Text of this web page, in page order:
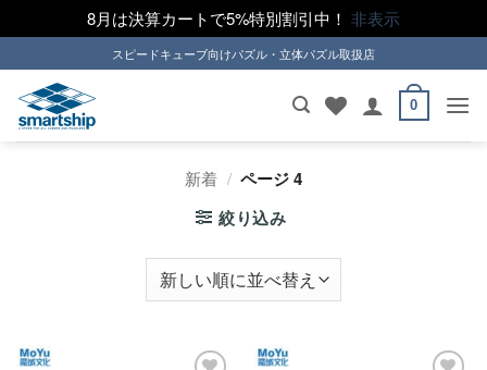
8月は決算カートで5%特別割引中！ 非表示
to
content
スピードキューブ向けパズル・立体パズル取扱店
0
新着 / ページ 4
絞り込み